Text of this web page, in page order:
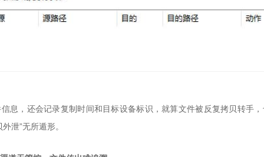
息，还会记录复制时间和目标设备标识，就算文件被反复拷贝转手
泄”无所遁形。